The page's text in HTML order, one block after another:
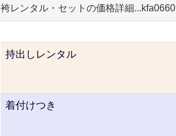
袴レンタル・セットの価格詳細...kfa0660
持出しレンタル
着付けつき